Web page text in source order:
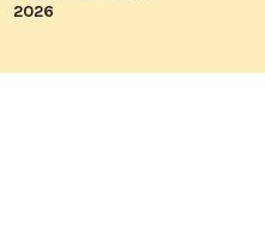
2026